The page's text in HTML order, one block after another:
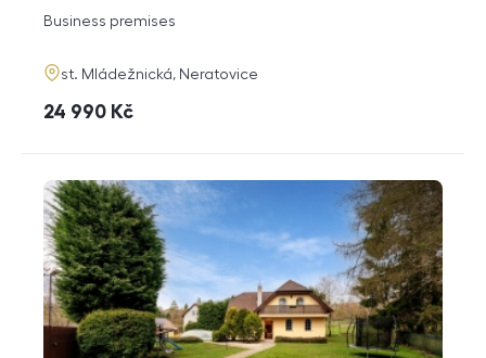
rozměry
disposition
Business premises
adresa
st. Mládežnická, Neratovice
cena
24 990 Kč